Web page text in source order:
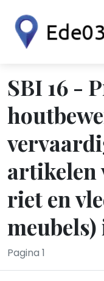
SBI 16 -
artikelen
riet en
meubels)
Pagina 1